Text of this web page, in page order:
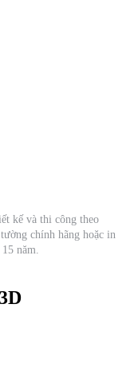
kế và thi công theo
chính hãng hoặc in
năm.